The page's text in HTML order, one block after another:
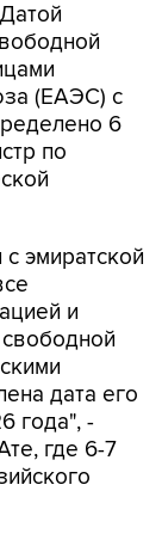
(ЕАЭС) с
6
по
эмиратской
и
дата его
года", -
где 6-7